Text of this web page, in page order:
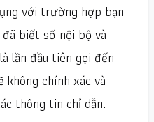
với trường hợp bạn
biết số nội bộ và
lần đầu tiên gọi đến
chính xác và
thông tin chỉ dẫn.